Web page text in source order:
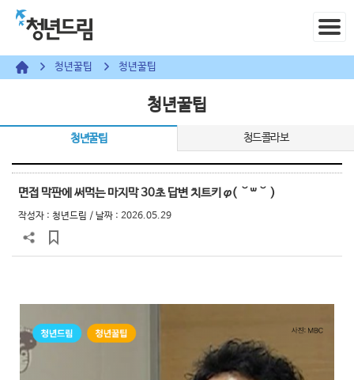
청년꿀팁 청년꿀팁
청년꿀팁
청년꿀팁 청드콜라보
면접 막판에 써먹는 마지막 30초 답변 치트키 φ( ˘꒳˘ )
작성자 : 청년드림 / 날짜 : 2026.05.29